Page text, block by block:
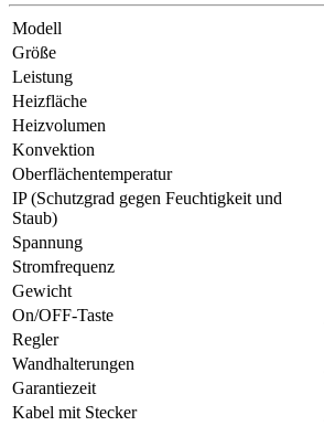
Modell
Größe
Leistung
Heizfläche
Heizvolumen
Konvektion
Oberflächentemperatur
IP (Schutzgrad gegen Feuchtigkeit und
Staub)
Spannung
Stromfrequenz
Gewicht
On/OFF-Taste
Regler
Wandhalterungen
Garantiezeit
Kabel mit Stecker